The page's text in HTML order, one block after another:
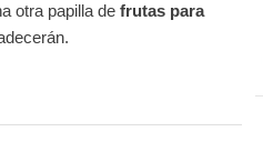
otra papilla de frutas para